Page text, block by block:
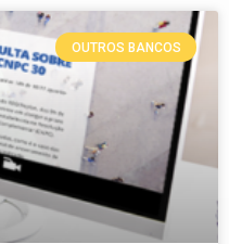
OUTROS BANCOS